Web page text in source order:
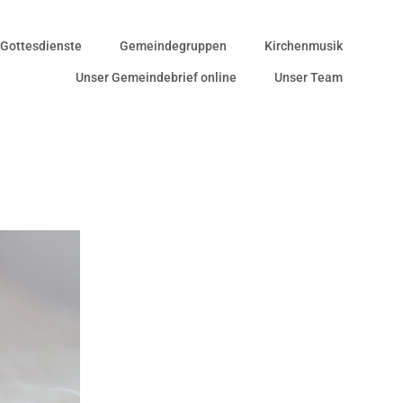
Gottesdienste Gemeindegruppen Kirchenmusik
Unser Gemeindebrief online Unser Team